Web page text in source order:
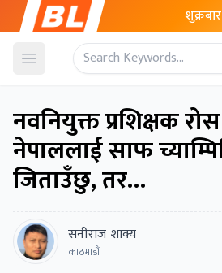
Open menu
नवनियुक्त प्रशिक्षक
नेपाललाई साफ
जिताउँछु, तर…
सनीराज शाक्य
काठमाडौं